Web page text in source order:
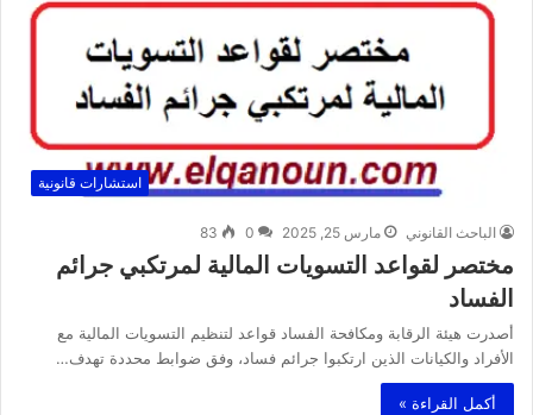
استشارات قانونية
الباحث القانوني مارس 25, 2025 0
83
مختصر لقواعد التسويات المالية لمرتكبي جرائم
الفساد
أصدرت هيئة الرقابة ومكافحة الفساد قواعد لتنظيم التسويات المالية مع
الأفراد والكيانات الذين ارتكبوا جرائم فساد، وفق ضوابط محددة تهدف…
أكمل القراءة »